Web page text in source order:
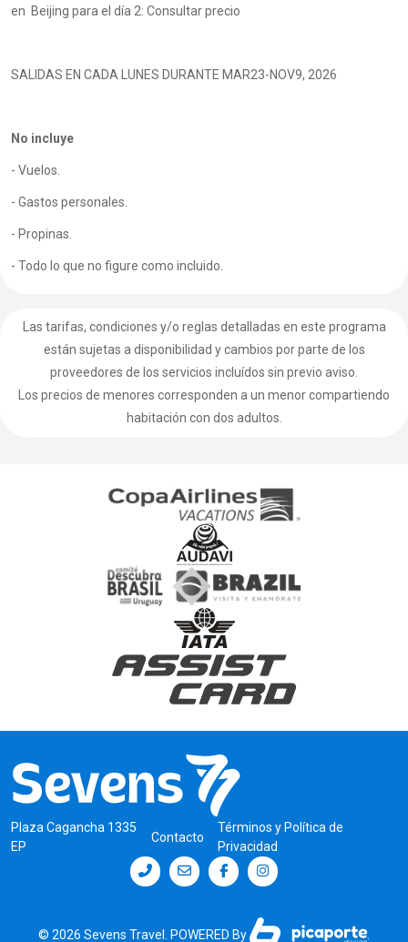
en Beijing para el día 2: Consultar precio
SALIDAS EN CADA LUNES DURANTE MAR23-NOV9, 2026
No incluye
- Vuelos.
- Gastos personales.
- Propinas.
- Todo lo que no figure como incluido.
Las tarifas, condiciones y/o reglas detalladas en este programa
están sujetas a disponibilidad y cambios por parte de los
proveedores de los servicios incluídos sin previo aviso.
Los precios de menores corresponden a un menor compartiendo
habitación con dos adultos.
Plaza Cagancha 1335
EP
Contacto
Términos y Política de
Privacidad
© 2026 Sevens Travel. POWERED By